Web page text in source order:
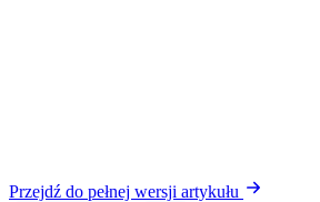
Przejdź do pełnej wersji artykułu